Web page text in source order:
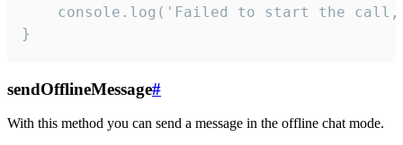
console.log('Failed to start the
}
sendOfflineMessage#
With this method you can send a message in the offline chat mode.